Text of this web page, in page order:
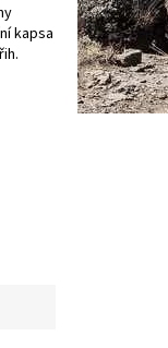
kapsa